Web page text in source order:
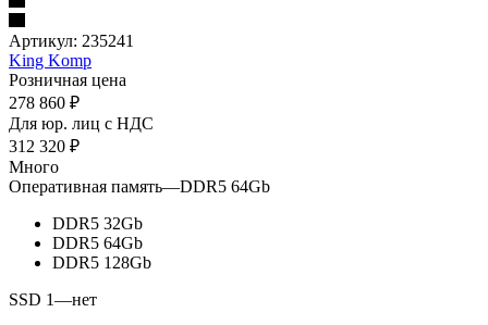
Артикул: 235241
King Komp
Розничная цена
278 860 ₽
Для юр. лиц c НДС
312 320 ₽
Много
Оперативная память—DDR5 64Gb
DDR5 32Gb
DDR5 64Gb
DDR5 128Gb
SSD 1—нет